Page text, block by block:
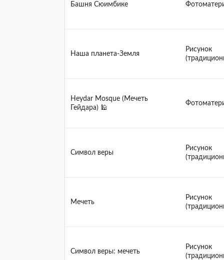
Башня Сюимбике
Наша планета-Земля
Рисунок
Heydar Mosque (Мечеть
Гейдара) 🕌
Символ веры
Рисунок
Мечеть
Рисунок
Символ веры: мечеть
Рисунок